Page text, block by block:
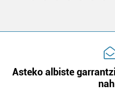
Asteko albiste